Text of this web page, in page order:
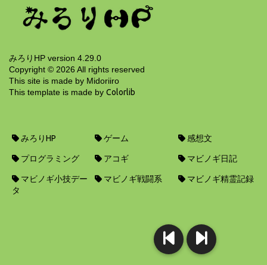
みろりHP version 4.29.0
Copyright © 2026 All rights reserved
This site is made by Midoriiro
This template is made by Colorlib
みろりHP ゲーム 感想文
プログラミング アコギ マビノギ日記
マビノギ小技デー
タ
マビノギ戦闘系 マビノギ精霊記録